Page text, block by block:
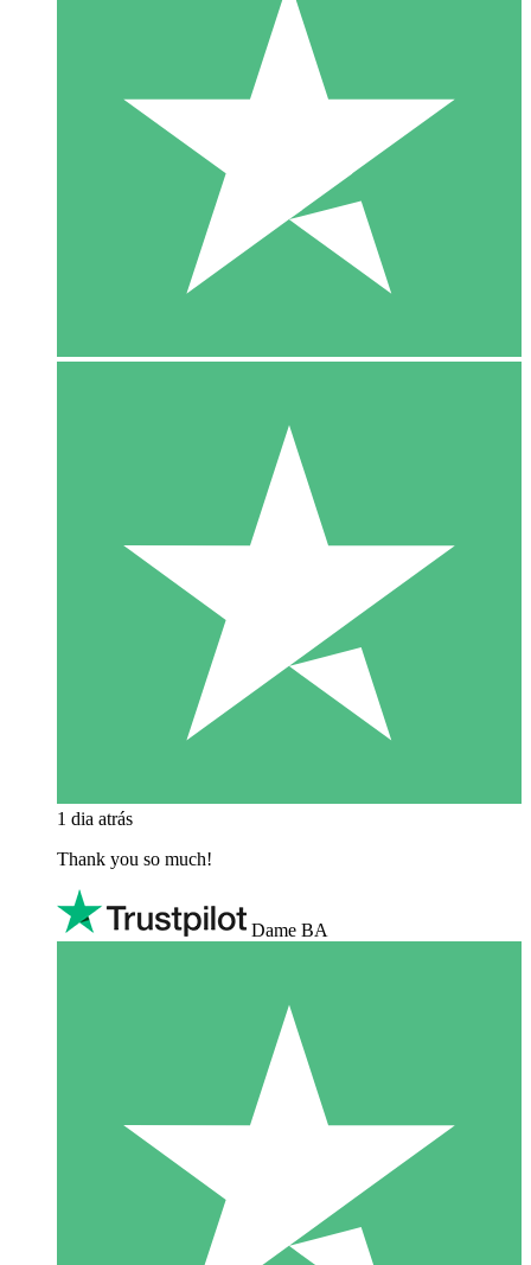
1 dia atrás
Thank you so much!
Dame BA